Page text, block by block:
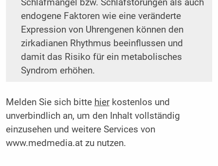
Schlafmangel bzw. Schlafstörungen als auch
endogene Faktoren wie eine ­veränderte
Expression von Uhrengenen können den
zirkadianen Rhythmus beeinflussen und
damit das Risiko für ein metabolisches
Syndrom erhöhen.
Melden Sie sich bitte hierkostenlos und
unverbindlich an, um den Inhalt vollständig
einzusehen und weitere Services von
www.medmedia.at zu nutzen.